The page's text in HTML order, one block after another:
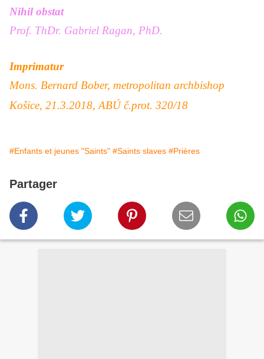
Nihil obstat
Prof. ThDr. Gabriel Ragan, PhD.
Imprimatur
Mons. Bernard Bober, metropolitan archbishop
Košice, 21.3.2018, ABÚ č.prot. 320/18
#Enfants et jeunes "Saints" #Saints slaves #Prières
Partager